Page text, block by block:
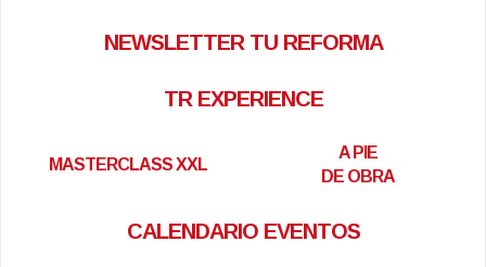
NEWSLETTER TU REFORMA
TR EXPERIENCE
MASTERCLASS XXL
A PIE
DE OBRA
CALENDARIO EVENTOS